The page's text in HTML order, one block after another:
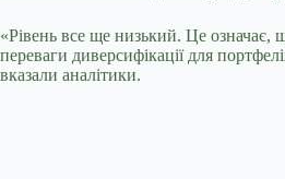
«Рівень все ще низький. Це означає,
переваги диверсифікації для
вказали аналітики.